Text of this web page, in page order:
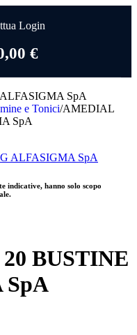
Login
€
SpA
e Tonici/AMEDIAL
SpA
indicative, hanno solo scopo
BUSTINE
SpA